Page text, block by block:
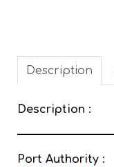
Description
Description :
Port Authority :